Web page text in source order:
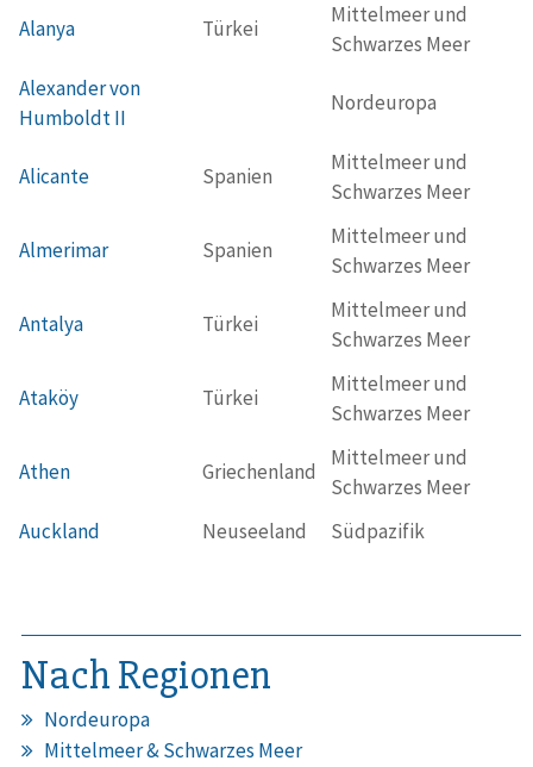
Alanya Türkei
Mittelmeer und
Schwarzes Meer
Alexander von
Humboldt II
Nordeuropa
Alicante Spanien
Mittelmeer und
Schwarzes Meer
Almerimar Spanien
Mittelmeer und
Schwarzes Meer
Antalya Türkei
Mittelmeer und
Schwarzes Meer
Ataköy Türkei
Mittelmeer und
Schwarzes Meer
Athen Griechenland
Mittelmeer und
Schwarzes Meer
Auckland
Neuseeland Südpazifik
Nach Regionen
Nordeuropa
Mittelmeer & Schwarzes Meer